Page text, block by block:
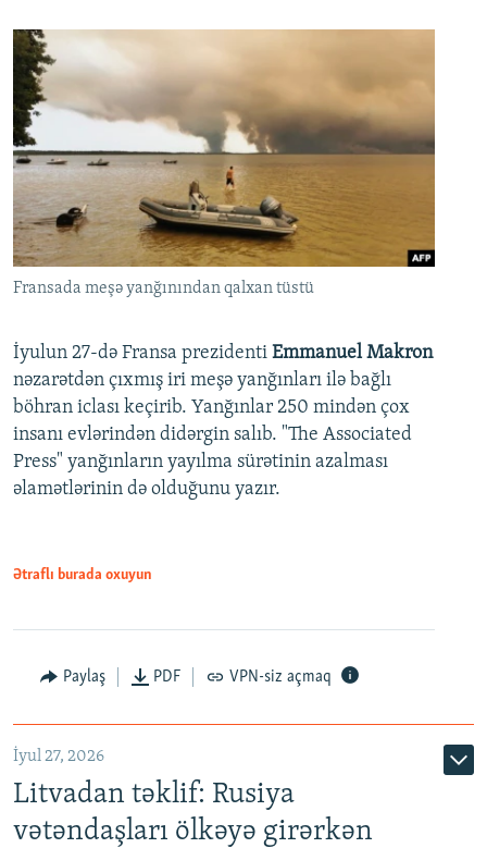
Fransada meşə yanğınından qalxan tüstü
İyulun 27-də Fransa prezidenti Emmanuel Makron
nəzarətdən çıxmış iri meşə yanğınları ilə bağlı
böhran iclası keçirib. Yanğınlar 250 mindən çox
insanı evlərindən didərgin salıb. "The Associated
Press" yanğınların yayılma sürətinin azalması
əlamətlərinin də olduğunu yazır.
Ətraflı burada oxuyun
Paylaş PDF VPN-siz açmaq
İyul 27, 2026
Litvadan təklif: Rusiya
vətəndaşları ölkəyə girərkən